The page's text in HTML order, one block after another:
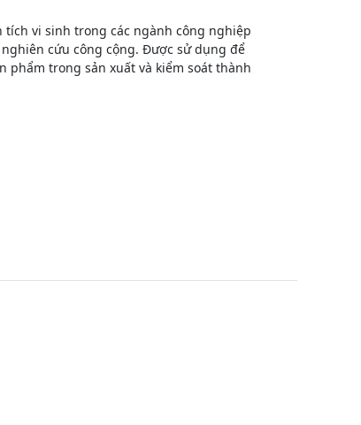
tích vi sinh trong các ngành công nghiệp
cứu công cộng. Được sử dụng để
phẩm trong sản xuất và kiểm soát thành